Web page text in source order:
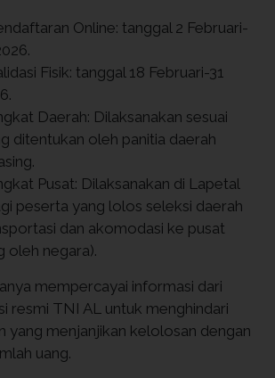
Online: tanggal 2 Februari-
Fisik: tanggal 18 Februari-31
Daerah: Dilaksanakan sesuai
ditentukan oleh panitia daerah
Pusat: Dilaksanakan di Lapetal
peserta yang lolos seleksi daerah
dan akomodasi ke pusat
oleh negara).
mempercayai informasi dari
resmi TNI AL untuk menghindari
yang menjanjikan kelolosan dengan
uang.